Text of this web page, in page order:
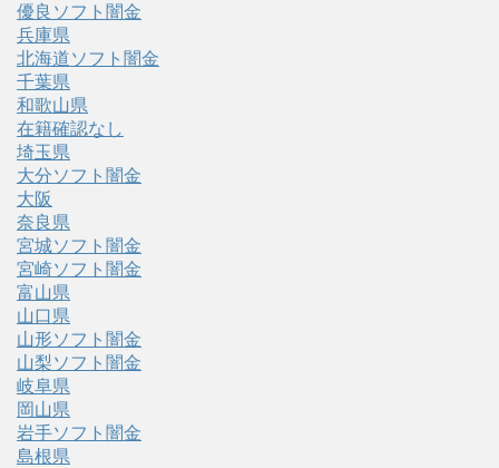
優良ソフト闇金
兵庫県
北海道ソフト闇金
千葉県
和歌山県
在籍確認なし
埼玉県
大分ソフト闇金
大阪
奈良県
宮城ソフト闇金
宮崎ソフト闇金
富山県
山口県
山形ソフト闇金
山梨ソフト闇金
岐阜県
岡山県
岩手ソフト闇金
島根県